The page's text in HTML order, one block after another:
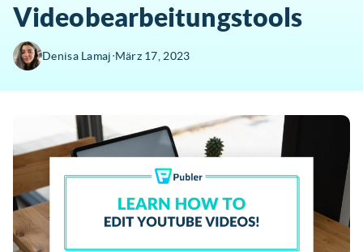
Videobearbeitungstools
Denisa Lamaj∙März 17, 2023